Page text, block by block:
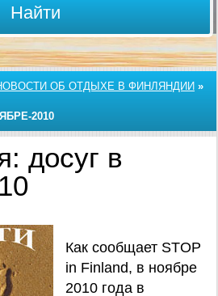
Найти
ОБ ОТДЫХЕ В ФИНЛЯНДИИ »
2010
досуг в
Как сообщает STOP
in Finland, в ноябре
2010 года в